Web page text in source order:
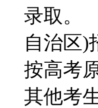
录取。
自治区)
按高考
其他考